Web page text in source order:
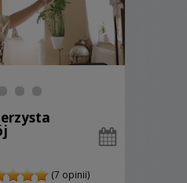
(7 opinii)